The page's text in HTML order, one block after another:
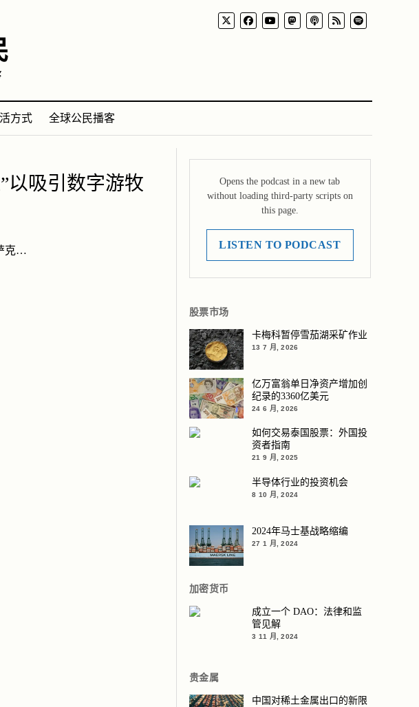
方式 全球公民播客
以吸引数字游牧
克…
Opens the podcast in a new tab
without loading third-party scripts on
this page.
LISTEN TO PODCAST
股票市场
卡梅科暂停雪茄湖采矿作业
13 7 月, 2026
亿万富翁单日净资产增加创
纪录的3360亿美元
24 6 月, 2026
如何交易泰国股票：外国投
资者指南
21 9 月, 2025
半导体行业的投资机会
8 10 月, 2024
2024年马士基战略缩编
27 1 月, 2024
加密货币
成立一个 DAO：法律和监
管见解
3 11 月, 2024
贵金属
中国对稀土金属出口的新限